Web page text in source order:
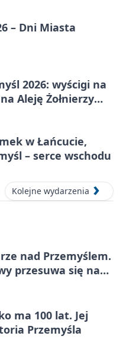
– Dni Miasta
2026: wyścigi na
Aleję Żołnierzy
w Łańcucie,
– serce wschodu
Kolejne wydarzenia
nad Przemyślem.
przesuwa się na
ma 100 lat. Jej
Przemyśla